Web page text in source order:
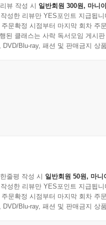
지 한 사람의 몫이 아니다. 교
목회자에게 큰 동력을 불어
로 세움받은 장로는 늘 영
몬처럼 듣는 마음을 구하고
려고 하기보다 수건을 두르
뷰 작성 시 일반회원 300원, 마니
성한 리뷰만 YES포인트 지급됩니
문확정 시점부터 마지막 회차 주
된 클래스는 사락 독서모임 게시
DVD/Blu-ray, 패션 및 판매금지 상
줄평 작성 시 일반회원 50원, 마니
성한 리뷰만 YES포인트 지급됩니
문확정 시점부터 마지막 회차 주
DVD/Blu-ray, 패션 및 판매금지 상